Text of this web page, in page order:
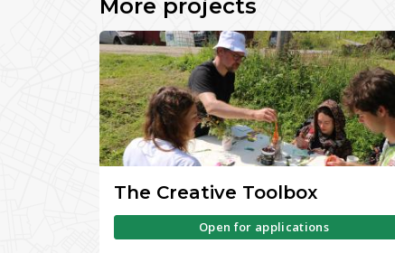
More projects
The Creative Toolbox
Open for applications